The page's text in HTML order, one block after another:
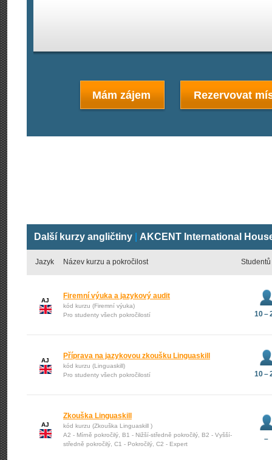
Mám zájem Rezervovat
Další kurzy angličtiny AKCENT International
Jazyk Název kurzu a pokročilost Studentů
AJ
Firemní výuka a jazykový audit
kód kurzu (Firemní výuka)
Pro studenty všech pokročilostí
10 –
AJ
Příprava na jazykovou zkoušku Linguaskill
kód kurzu (Linguaskill)
Pro studenty všech pokročilostí
10 –
AJ
Zkouška Linguaskill
kód kurzu (Zkouška Linguaskill )
A2 - Mírně pokročilý, B1 - Nižší-středně pokročilý, B2 - Vyšší-
středně pokročilý, C1 - Pokročilý, C2 - Expert
–